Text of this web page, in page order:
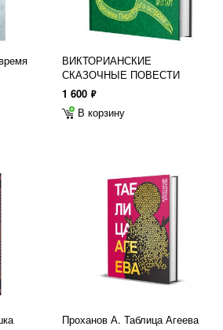
ВИКТОРИАНСКИЕ
СКАЗОЧНЫЕ ПОВЕСТИ
1 600 ф
В корзину
Проханов А. Таблица Агеева